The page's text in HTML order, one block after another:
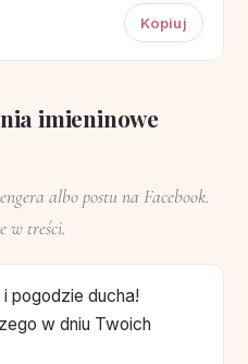
Kopiuj
imieninowe
albo postu na Facebook.
w treści.
pogodzie ducha!
w dniu Twoich